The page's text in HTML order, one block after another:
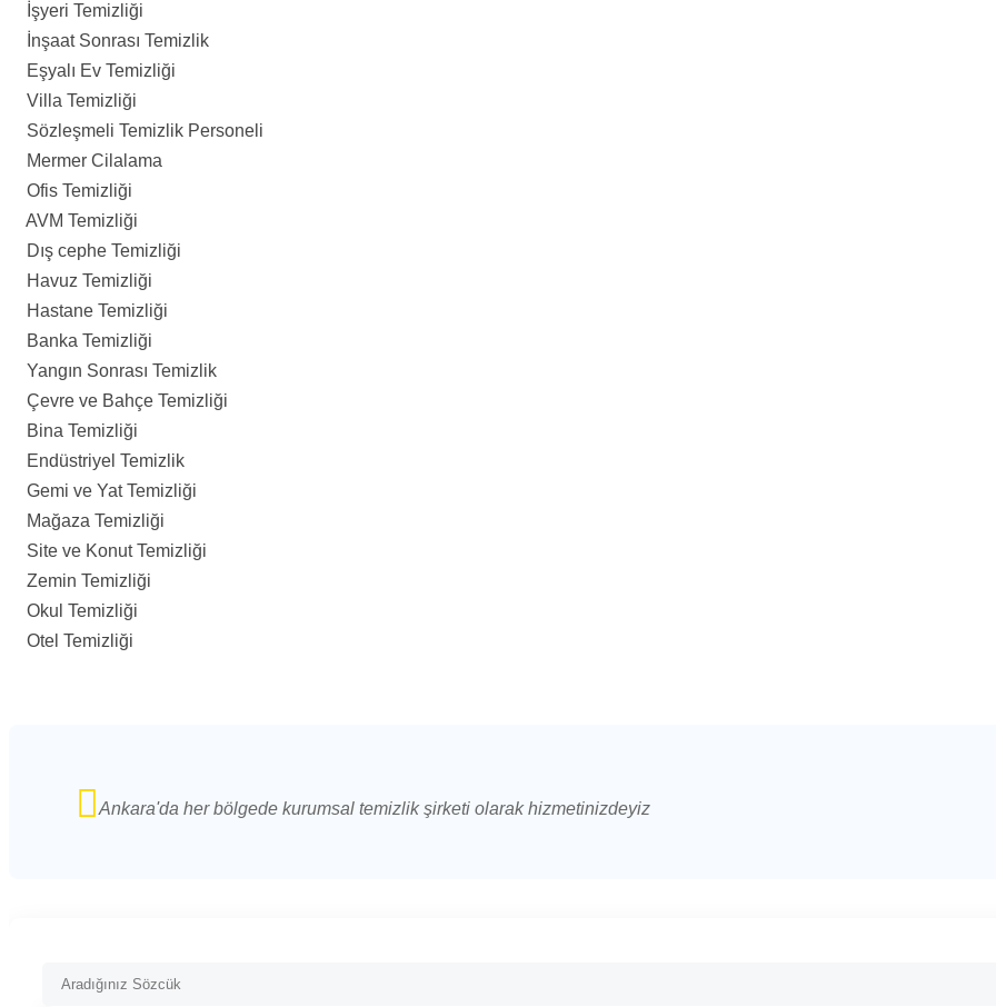
İşyeri Temizliği
İnşaat Sonrası Temizlik
Eşyalı Ev Temizliği
Villa Temizliği
Sözleşmeli Temizlik Personeli
Mermer Cilalama
Ofis Temizliği
AVM Temizliği
Dış cephe Temizliği
Havuz Temizliği
Hastane Temizliği
Banka Temizliği
Yangın Sonrası Temizlik
Çevre ve Bahçe Temizliği
Bina Temizliği
Endüstriyel Temizlik
Gemi ve Yat Temizliği
Mağaza Temizliği
Site ve Konut Temizliği
Zemin Temizliği
Okul Temizliği
Otel Temizliği
Ankara'da her bölgede kurumsal temizlik şirketi olarak hizmetinizdeyiz